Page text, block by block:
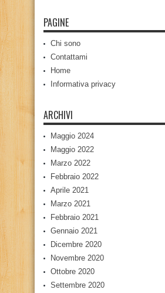
PAGINE
Chi sono
Contattami
Home
Informativa privacy
ARCHIVI
Maggio 2024
Maggio 2022
Marzo 2022
Febbraio 2022
Aprile 2021
Marzo 2021
Febbraio 2021
Gennaio 2021
Dicembre 2020
Novembre 2020
Ottobre 2020
Settembre 2020